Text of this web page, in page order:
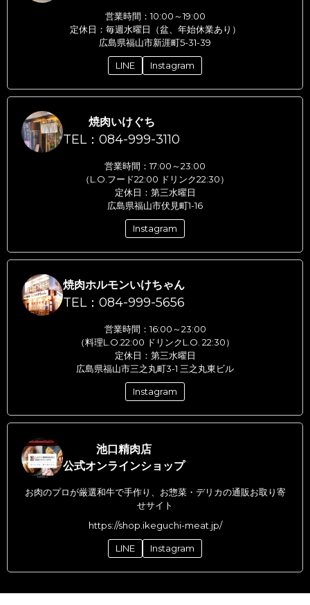
営業時間：10:00～19:00
定休日：毎週水曜日（盆、年始休業あり）
広島県福山市新涯町5-31-39
LINE Instagram
焼肉いけぐち
TEL：084-999-3110
営業時間：17:00～23:00
（L.O.フード22:00 ドリンク22:30）
定休日：第三水曜日
広島県福山市伏見町1-16
Instagram
焼肉ホルモンいけちゃん
TEL：084-999-5656
営業時間：16:00～23:00
（料理L.O.22:00 ドリンクL.O. 22:30）
定休日：第三水曜日
広島県福山市三之丸町3-1 三之丸東ビル
Instagram
池口精肉店
公式オンラインショップ
お肉のプロが厳選和牛で手作り、お惣菜・デリカの通販お取り寄
せサイト
https://shop.ikeguchi-meat.jp/
LINE Instagram